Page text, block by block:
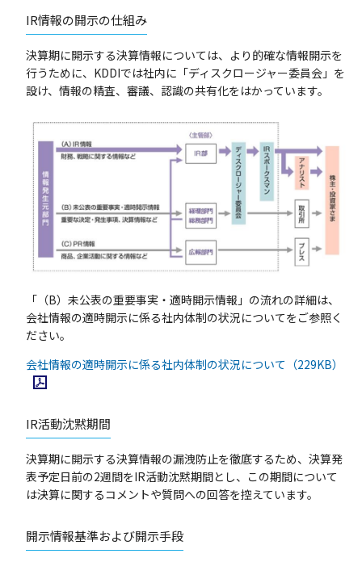
IR情報の開示の仕組み
決算期に開示する決算情報については、より的確な情報開示を
行うために、KDDIでは社内に「ディスクロージャー委員会」を
設け、情報の精査、審議、認識の共有化をはかっています。
「（B）未公表の重要事実・適時開示情報」の流れの詳細は、
会社情報の適時開示に係る社内体制の状況についてをご参照く
ださい。
会社情報の適時開示に係る社内体制の状況について （229KB）
IR活動沈黙期間
決算期に開示する決算情報の漏洩防止を徹底するため、決算発
表予定日前の2週間をIR活動沈黙期間とし、この期間について
は決算に関するコメントや質問への回答を控えています。
開示情報基準および開示手段